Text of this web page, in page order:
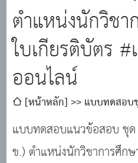
ตำแหน่งนักวิช
ใบเกียรติบัตร
ออนไลน์
[หน้าหลัก]
แบบทดสอบ
ข้อสอบ ชุด ความรู้เฉพาะตำ
วิชาการศึกษา พร้อมใบเกียร
แบบทดสอบแนวข้อสอบ ชุด
ข.) ตำแหน่งนักวิชาการศึก